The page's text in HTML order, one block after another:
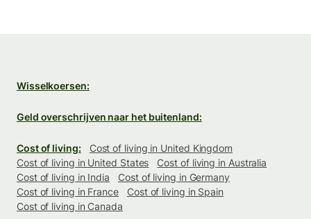
Wisselkoersen:
Geld overschrijven naar het buitenland:
Cost of living:
Cost of living in United Kingdom
Cost of living in United States
Cost of living in Australia
Cost of living in India
Cost of living in Germany
Cost of living in France
Cost of living in Spain
Cost of living in Canada